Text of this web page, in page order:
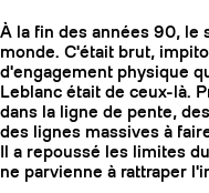
À la fin des années 90, le
monde. C'était brut,
d'engagement physique
Leblanc était de ceux-là.
dans la ligne de pente,
des lignes massives à
Il a repoussé les limites
ne parvienne à rattraper